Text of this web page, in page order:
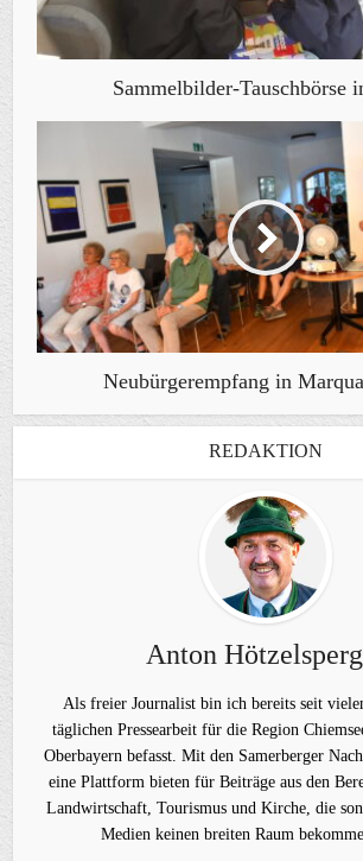
Sammelbilder-Tauschbörse
Neubürgerempfang in
REDAKTION
Anton
Als freier Journalist bin ich bereits seit
täglichen Pressearbeit für die Region
Oberbayern befasst. Mit den Samerberger
eine Plattform bieten für Beiträge aus den
Landwirtschaft, Tourismus und Kirche, die
Medien keinen breiten Raum